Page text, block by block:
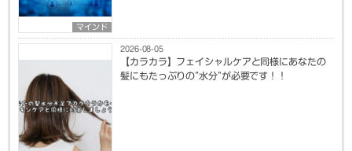
マインド
2026-08-05
【カラカラ】フェイシャルケアと同様にあなたの
髪にもたっぷりの”水分”が必要です！！